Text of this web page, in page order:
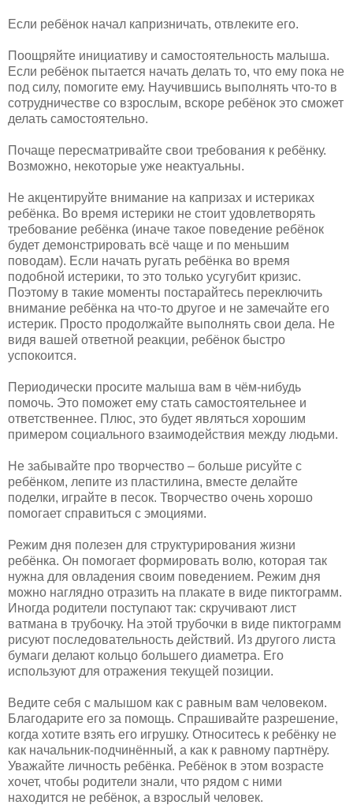
Если ребёнок начал капризничать, отвлеките его.
Поощряйте инициативу и самостоятельность малыша.
Если ребёнок пытается начать делать то, что ему пока не
под силу, помогите ему. Научившись выполнять что-то в
сотрудничестве со взрослым, вскоре ребёнок это сможет
делать самостоятельно.
Почаще пересматривайте свои требования к ребёнку.
Возможно, некоторые уже неактуальны.
Не акцентируйте внимание на капризах и истериках
ребёнка. Во время истерики не стоит удовлетворять
требование ребёнка (иначе такое поведение ребёнок
будет демонстрировать всё чаще и по меньшим
поводам). Если начать ругать ребёнка во время
подобной истерики, то это только усугубит кризис.
Поэтому в такие моменты постарайтесь переключить
внимание ребёнка на что-то другое и не замечайте его
истерик. Просто продолжайте выполнять свои дела. Не
видя вашей ответной реакции, ребёнок быстро
успокоится.
Периодически просите малыша вам в чём-нибудь
помочь. Это поможет ему стать самостоятельнее и
ответственнее. Плюс, это будет являться хорошим
примером социального взаимодействия между людьми.
Не забывайте про творчество – больше рисуйте с
ребёнком, лепите из пластилина, вместе делайте
поделки, играйте в песок. Творчество очень хорошо
помогает справиться с эмоциями.
Режим дня полезен для структурирования жизни
ребёнка. Он помогает формировать волю, которая так
нужна для овладения своим поведением. Режим дня
можно наглядно отразить на плакате в виде пиктограмм.
Иногда родители поступают так: скручивают лист
ватмана в трубочку. На этой трубочки в виде пиктограмм
рисуют последовательность действий. Из другого листа
бумаги делают кольцо большего диаметра. Его
используют для отражения текущей позиции.
Ведите себя с малышом как с равным вам человеком.
Благодарите его за помощь. Спрашивайте разрешение,
когда хотите взять его игрушку. Относитесь к ребёнку не
как начальник-подчинённый, а как к равному партнёру.
Уважайте личность ребёнка. Ребёнок в этом возрасте
хочет, чтобы родители знали, что рядом с ними
находится не ребёнок, а взрослый человек.